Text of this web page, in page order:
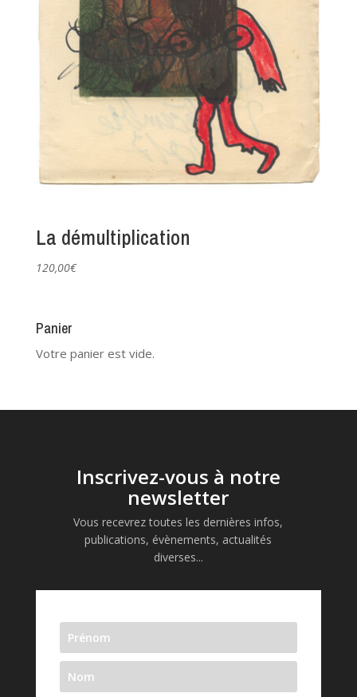
La démultiplication
120,00€
Panier
Votre panier est vide.
Inscrivez-vous à notre
newsletter
Vous recevrez toutes les dernières infos,
publications, évènements, actualités
diverses...